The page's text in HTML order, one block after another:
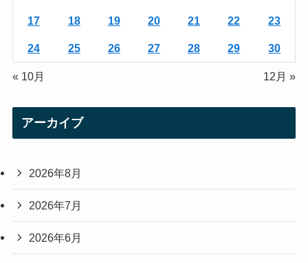
17 18 19 20 21 22 23
24 25 26 27 28 29 30
« 10月 12月 »
アーカイブ
2026年8月
2026年7月
2026年6月